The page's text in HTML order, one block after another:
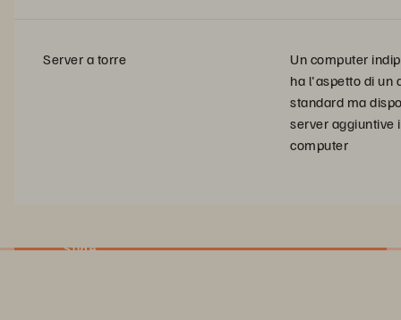
Server a torre
Un computer
ha l'aspetto di un
standard ma
server aggiuntive
computer
Slide